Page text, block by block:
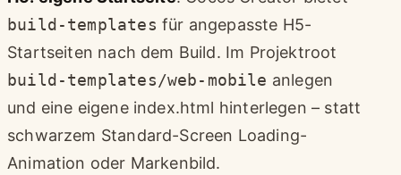
build-templates für angepasste H5-
Startseiten nach dem Build. Im Projektroot
build-templates/web-mobile anlegen
und eine eigene index.html hinterlegen – statt
schwarzem Standard-Screen Loading-
Animation oder Markenbild.